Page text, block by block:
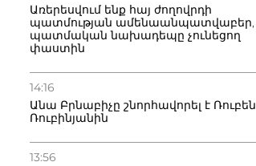
Առերեսվում ենք հայ ժողովրդի
պատմության ամենաանպատվաբեր,
պատմական նախադեպը չունեցող
փաստին
14:16
Անա Բրնաբիչը շնորհավորել է Ռուբեն
Ռուբինյանին
13:56